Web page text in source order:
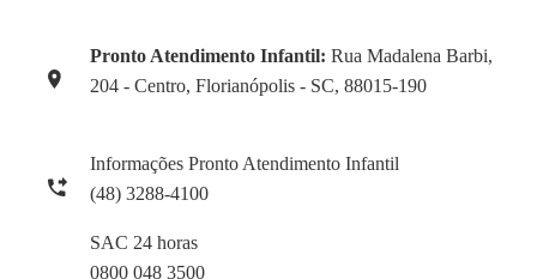
Pronto Atendimento Infantil: Rua Madalena Barbi,
204 - Centro, Florianópolis - SC, 88015-190
Informações Pronto Atendimento Infantil
(48) 3288-4100
SAC 24 horas
0800 048 3500